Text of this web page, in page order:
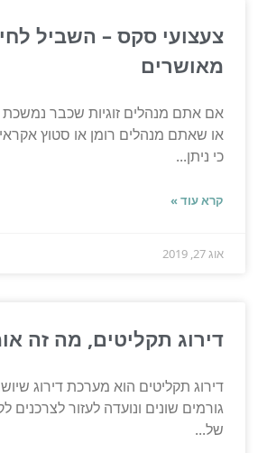
צעצועי סקס – השביל
מאושרים
אם אתם מנהלים זוגיות שכבר
או שאתם מנהלים רומן או סטוץ
כי ניתן...
קרא עוד »
אוג 27, 2019
דירוג תקליטים, מה זה
דירוג תקליטים הוא מערכת דירוג
גורמים שונים ונועדה לעזור לצרכנים
של...